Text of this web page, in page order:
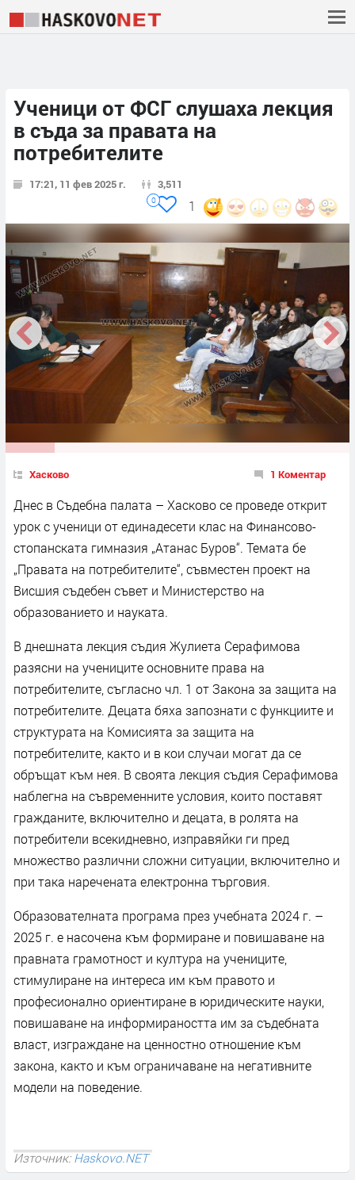
Ученици от ФСГ слушаха лекция
в съда за правата на
потребителите
17:21, 11 фев 2025 г. 3,511
1
0
Хасково 1 Коментар
Днес в Съдебна палата – Хасково се проведе открит
урок с ученици от единадесети клас на Финансово-
стопанската гимназия „Атанас Буров“. Темата бе
„Правата на потребителите“, съвместен проект на
Висшия съдебен съвет и Министерство на
образованието и науката.
В днешната лекция съдия Жулиета Серафимова
разясни на учениците основните права на
потребителите, съгласно чл. 1 от Закона за защита на
потребителите. Децата бяха запознати с функциите и
структурата на Комисията за защита на
потребителите, както и в кои случаи могат да се
обръщат към нея. В своята лекция съдия Серафимова
наблегна на съвременните условия, които поставят
гражданите, включително и децата, в ролята на
потребители всекидневно, изправяйки ги пред
множество различни сложни ситуации, включително и
при така наречената електронна търговия.
Образователната програма през учебната 2024 г. –
2025 г. е насочена към формиране и повишаване на
правната грамотност и култура на учениците,
стимулиране на интереса им към правото и
професионално ориентиране в юридическите науки,
повишаване на информираността им за съдебната
власт, изграждане на ценностно отношение към
закона, както и към ограничаване на негативните
модели на поведение.
Източник:Haskovo.NET